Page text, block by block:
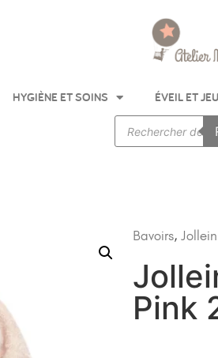
HYGIÈNE ET SOINS ÉVEIL ET
Bavoirs, Jollein
Pink